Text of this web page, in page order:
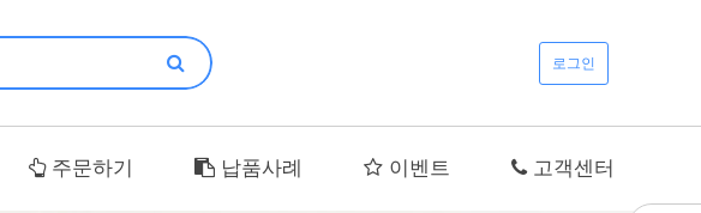
로그인
주문하기 납품사례 이벤트 고객센터